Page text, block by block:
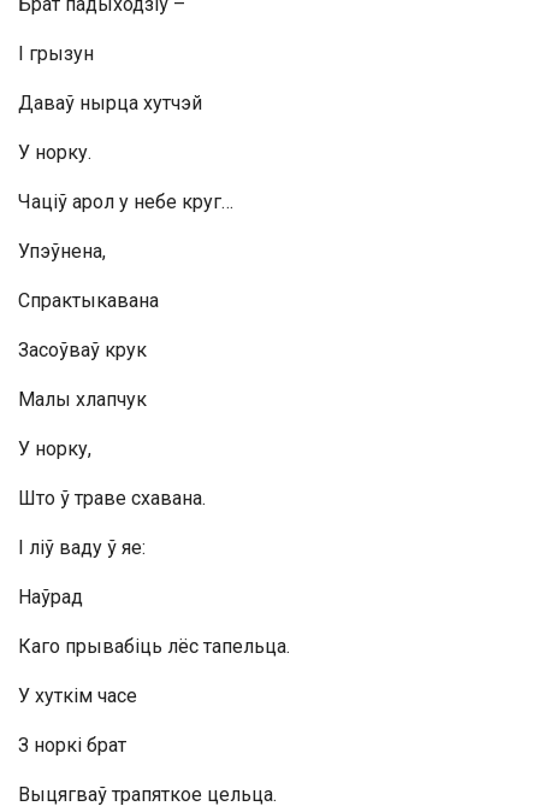
І грызун
Даваў нырца хутчэй
У норку.
Чаціў арол у небе круг…
Упэўнена,
Спрактыкавана
Засоўваў крук
Малы хлапчук
У норку,
Што ў траве схавана.
І ліў ваду ў яе:
Наўрад
Каго прывабіць лёс тапельца.
У хуткім часе
З норкі брат
Выцягваў трапяткое цельца.